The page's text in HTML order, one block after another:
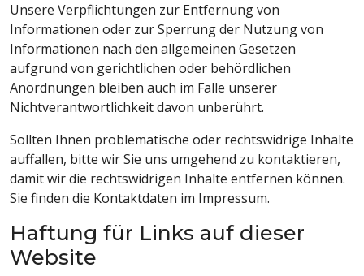
Unsere Verpflichtungen zur Entfernung von
Informationen oder zur Sperrung der Nutzung von
Informationen nach den allgemeinen Gesetzen
aufgrund von gerichtlichen oder behördlichen
Anordnungen bleiben auch im Falle unserer
Nichtverantwortlichkeit davon unberührt.
Sollten Ihnen problematische oder rechtswidrige Inhalte
auffallen, bitte wir Sie uns umgehend zu kontaktieren,
damit wir die rechtswidrigen Inhalte entfernen können.
Sie finden die Kontaktdaten im Impressum.
Haftung für Links auf dieser
Website